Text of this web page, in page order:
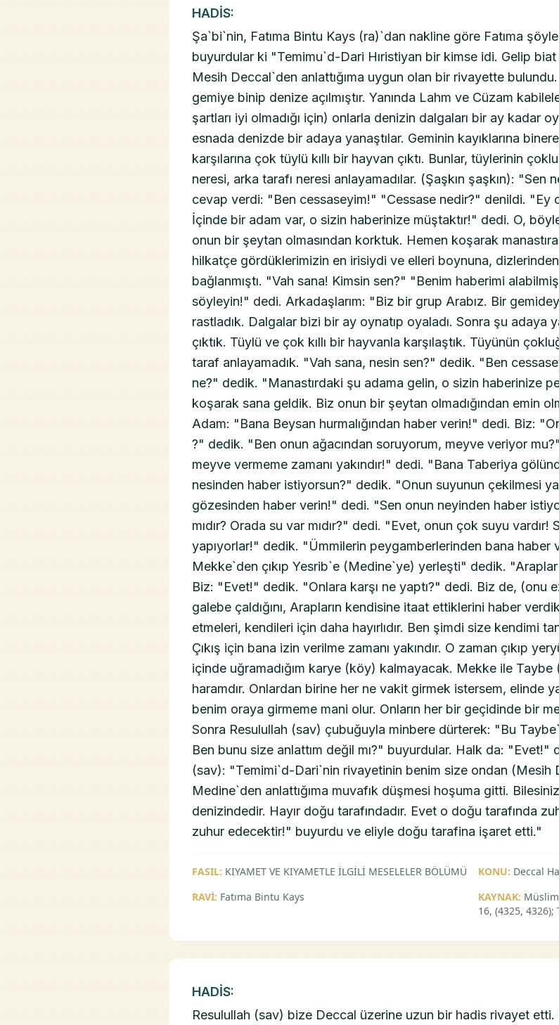
HADİS:
Şa`bi`nin, Fatıma Bintu Kays (ra)`dan nakline göre Fatıma
buyurdular ki "Temimu`d-Dari Hıristiyan bir kimse idi. Gelip
Mesih Deccal`den anlattığıma uygun olan bir rivayette
gemiye binip denize açılmıştır. Yanında Lahm ve Cüzam
şartları iyi olmadığı için) onlarla denizin dalgaları bir ay kadar
esnada denizde bir adaya yanaştılar. Geminin kayıklarına
karşılarına çok tüylü kıllı bir hayvan çıktı. Bunlar, tüylerinin
neresi, arka tarafı neresi anlayamadılar. (Şaşkın şaşkın): "Sen
cevap verdi: "Ben cessaseyim!" "Cessase nedir?" denildi. "Ey
İçinde bir adam var, o sizin haberinize müştaktır!" dedi. O,
onun bir şeytan olmasından korktuk. Hemen koşarak
hilkatçe gördüklerimizin en irisiydi ve elleri boynuna, dizlerinden
bağlanmıştı. "Vah sana! Kimsin sen?" "Benim haberimi
söyleyin!" dedi. Arkadaşlarım: "Biz bir grup Arabız. Bir
rastladık. Dalgalar bizi bir ay oynatıp oyaladı. Sonra şu adaya
çıktık. Tüylü ve çok kıllı bir hayvanla karşılaştık. Tüyünün
taraf anlayamadık. "Vah sana, nesin sen?" dedik. "Ben
ne?" dedik. "Manastırdaki şu adama gelin, o sizin haberinize
koşarak sana geldik. Biz onun bir şeytan olmadığından emin
Adam: "Bana Beysan hurmalığından haber verin!" dedi. Biz:
?" dedik. "Ben onun ağacından soruyorum, meyve veriyor
meyve vermeme zamanı yakındır!" dedi. "Bana Taberiya
nesinden haber istiyorsun?" dedik. "Onun suyunun çekilmesi
gözesinden haber verin!" dedi. "Sen onun neyinden haber
mıdır? Orada su var mıdır?" dedi. "Evet, onun çok suyu
yapıyorlar!" dedik. "Ümmilerin peygamberlerinden bana haber
Mekke`den çıkıp Yesrib`e (Medine`ye) yerleşti" dedik.
Biz: "Evet!" dedik. "Onlara karşı ne yaptı?" dedi. Biz de, (onu
galebe çaldığını, Arapların kendisine itaat ettiklerini haber
etmeleri, kendileri için daha hayırlıdır. Ben şimdi size kendimi
Çıkış için bana izin verilme zamanı yakındır. O zaman çıkıp
içinde uğramadığım karye (köy) kalmayacak. Mekke ile
haramdır. Onlardan birine her ne vakit girmek istersem, elinde
benim oraya girmeme mani olur. Onların her bir geçidinde bir
Sonra Resulullah (sav) çubuğuyla minbere dürterek: "Bu
Ben bunu size anlattım değil mı?" buyurdular. Halk da: "Evet!"
(sav): "Temimi`d-Dari`nin rivayetinin benim size ondan (Mesih
Medine`den anlattığıma muvafık düşmesi hoşuma gitti.
denizindedir. Hayır doğu tarafındadır. Evet o doğu tarafında
zuhur edecektir!" buyurdu ve eliyle doğu tarafina işaret etti."
FASIL: KIYAMET VE KIYAMETLE İLGİLİ MESELELER BÖLÜMÜ KONU: Deccal
RAVİ: Fatıma Bintu Kays KAYNAK:
16, (4325,
HADİS:
Resulullah (sav) bize Deccal üzerine uzun bir hadis rivayet etti.